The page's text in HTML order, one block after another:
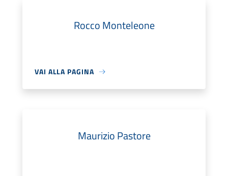
Rocco Monteleone
VAI ALLA PAGINA
Maurizio Pastore